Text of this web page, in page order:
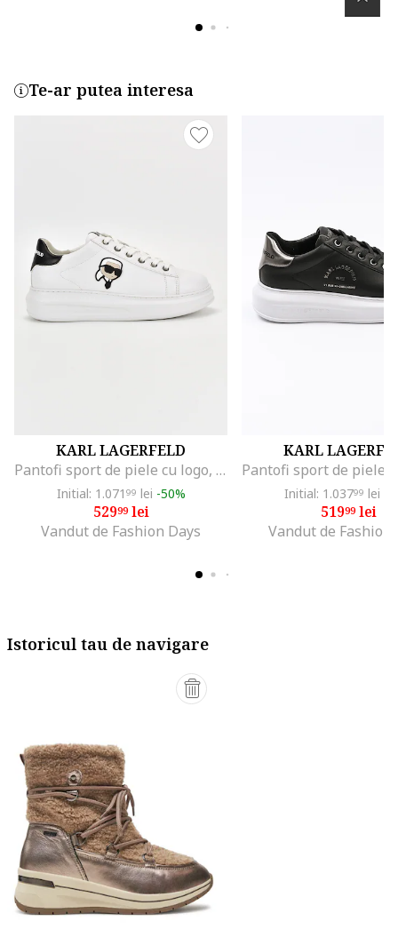
Te-ar putea interesa
KARL LAGERFELD
Pantofi sport de piele cu logo, Alb
Initial: 1.071 99 lei -50%
52999lei
Vandut de Fashion Days
KARL
Initial: 1.03799 lei
51999lei
Vandut de Fashion
Istoricul tau de navigare